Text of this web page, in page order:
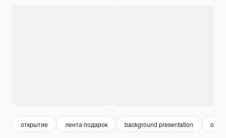
открытие лента подарок background presentation